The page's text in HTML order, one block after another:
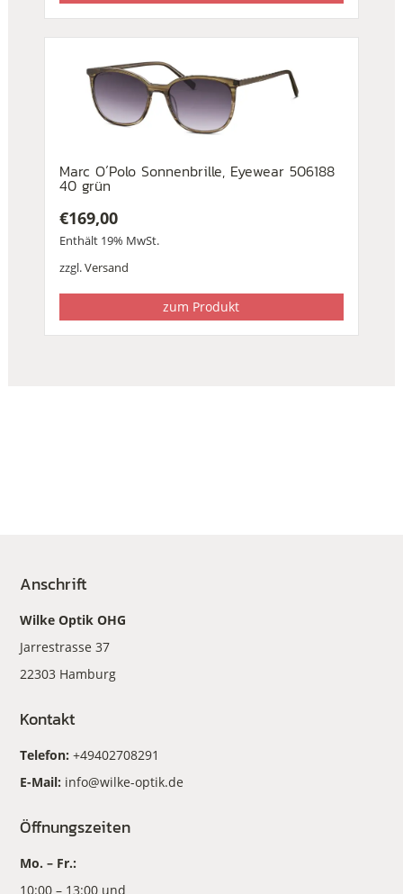
Marc O´Polo Sonnenbrille, Eyewear 506188
40 grün
€169,00
Enthält 19% MwSt.
zzgl.Versand
zum Produkt
Anschrift
Wilke Optik OHG
Jarrestrasse 37
22303 Hamburg
Kontakt
Telefon:+49402708291
E-Mail: info@wilke-optik.de
Öffnungszeiten
Mo. – Fr.:
10:00 – 13:00 und